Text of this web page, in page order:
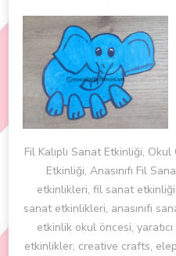
Fil Kalıplı Sanat Etkinliği, Okul
Etkinliği, Anasınıfı Fil
etkinlikleri, fil sanat
sanat etkinlikleri, anasınıfı
etkinlik okul öncesi,
etkinlikler, creative crafts,